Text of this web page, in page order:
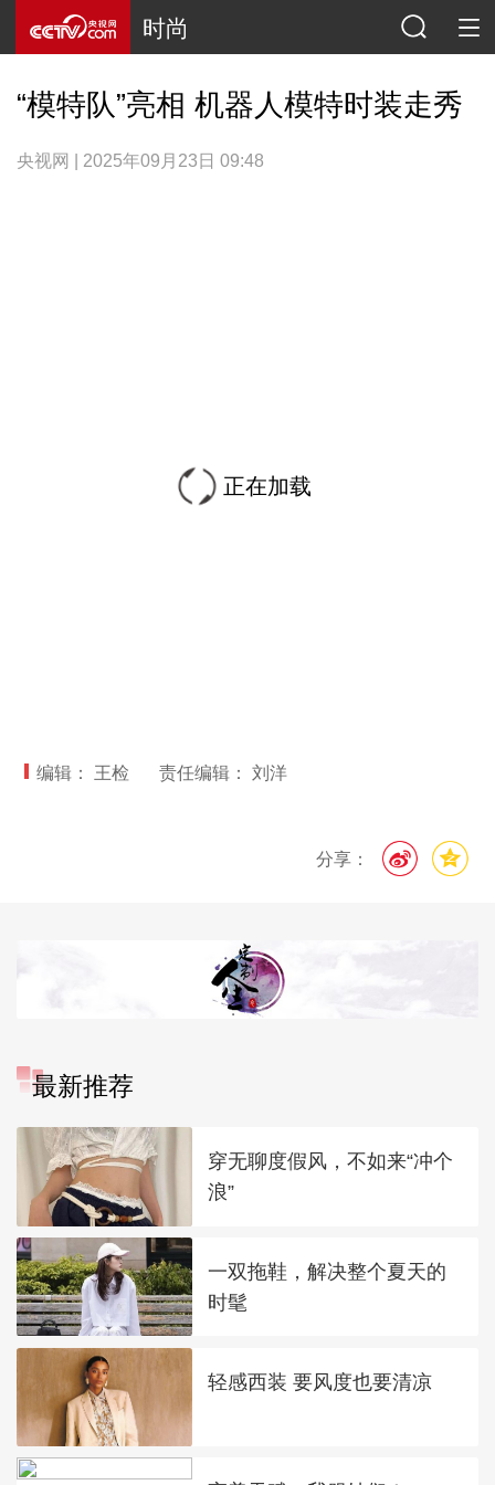
时尚
“模特队”亮相 机器人模特时装走秀
央视网 | 2025年09月23日 09:48
正在加载
编辑： 王检 责任编辑： 刘洋
分享：
最新推荐
穿无聊度假风，不如来“冲个
浪”
一双拖鞋，解决整个夏天的
时髦
轻感西装 要风度也要清凉